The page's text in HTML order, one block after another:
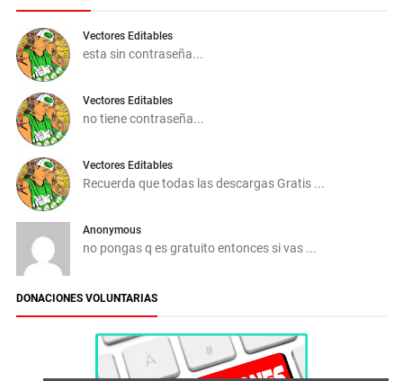
Vectores Editables
esta sin contraseña...
Vectores Editables
no tiene contraseña...
Vectores Editables
Recuerda que todas las descargas Gratis ...
Anonymous
no pongas q es gratuito entonces si vas ...
DONACIONES VOLUNTARIAS